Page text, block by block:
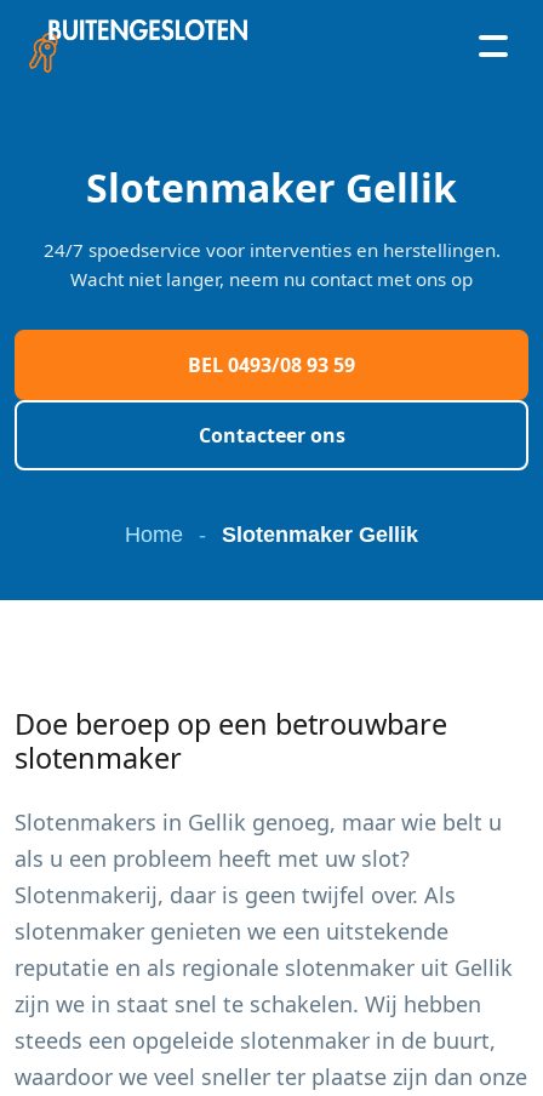
content
Slotenmaker Gellik
24/7 spoedservice voor interventies en herstellingen.
Wacht niet langer, neem nu contact met ons op
BEL 0493/08 93 59
Contacteer ons
Home - Slotenmaker Gellik
Doe beroep op een betrouwbare
slotenmaker
Slotenmakers in Gellik genoeg, maar wie belt u
als u een probleem heeft met uw slot?
Slotenmakerij, daar is geen twijfel over. Als
slotenmaker genieten we een uitstekende
reputatie en als regionale slotenmaker uit Gellik
zijn we in staat snel te schakelen. Wij hebben
steeds een opgeleide slotenmaker in de buurt,
waardoor we veel sneller ter plaatse zijn dan onze